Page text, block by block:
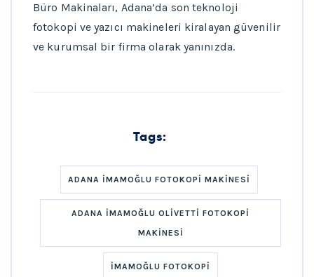
Büro Makinaları, Adana’da son teknoloji
fotokopi ve yazıcı makineleri kiralayan güvenilir
ve kurumsal bir firma olarak yanınızda.
Tags:
ADANA IMAMOĞLU FOTOKOPI MAKINESI
ADANA IMAMOĞLU OLIVETTI FOTOKOPI
MAKINESI
IMAMOĞLU FOTOKOPI